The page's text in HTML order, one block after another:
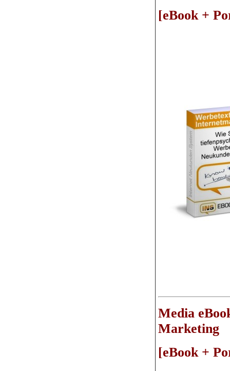
[eBook +
Media
Marketing
[eBook +